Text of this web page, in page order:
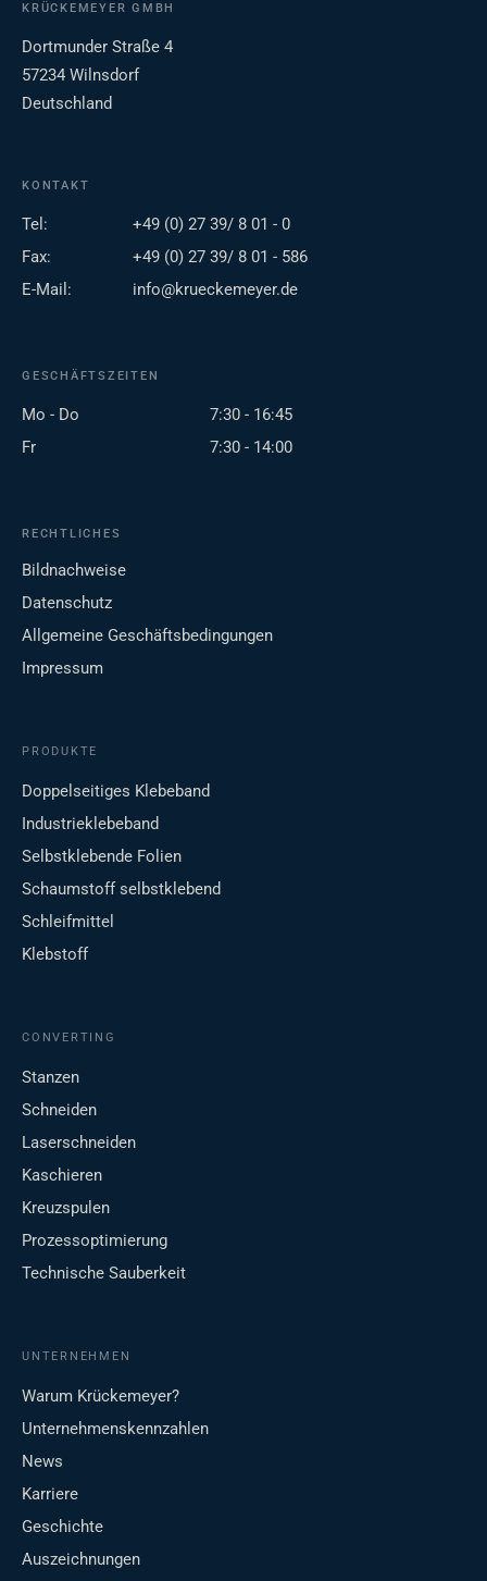
KRÜCKEMEYER GMBH
Dortmunder Straße 4
57234 Wilnsdorf
Deutschland
KONTAKT
Tel:
+49 (0) 27 39/ 8 01 - 0
Fax:
+49 (0) 27 39/ 8 01 - 586
E-Mail:
info@krueckemeyer.de
GESCHÄFTSZEITEN
Mo - Do
7:30 - 16:45
Fr
7:30 - 14:00
RECHTLICHES
Bildnachweise
Datenschutz
Allgemeine Geschäftsbedingungen
Impressum
PRODUKTE
Doppelseitiges Klebeband
Industrieklebeband
Selbstklebende Folien
Schaumstoff selbstklebend
Schleifmittel
Klebstoff
CONVERTING
Stanzen
Schneiden
Laserschneiden
Kaschieren
Kreuzspulen
Prozessoptimierung
Technische Sauberkeit
UNTERNEHMEN
Warum Krückemeyer?
Unternehmenskennzahlen
News
Karriere
Geschichte
Auszeichnungen